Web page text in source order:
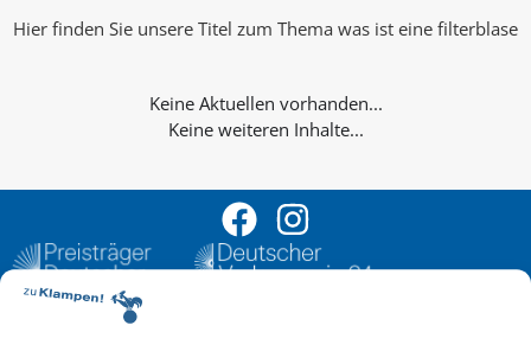
Hier finden Sie unsere Titel zum Thema was ist eine filterblase
Keine weiteren Inhalte...